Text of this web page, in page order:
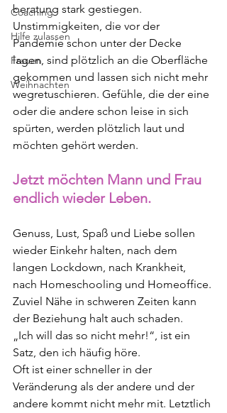
Coaching
Hilfe zulassen
Frauen
Weihnachten
beratung stark gestiegen.
Unstimmigkeiten, die vor der
Pandemie schon unter der Decke
lagen, sind plötzlich an die Oberfläche
gekommen und lassen sich nicht mehr
wegretuschieren. Gefühle, die der eine
oder die andere schon leise in sich
spürten, werden plötzlich laut und
möchten gehört werden.
Jetzt möchten Mann und Frau
endlich wieder Leben.
Genuss, Lust, Spaß und Liebe sollen
wieder Einkehr halten, nach dem
langen Lockdown, nach Krankheit,
nach Homeschooling und Homeoffice.
Zuviel Nähe in schweren Zeiten kann
der Beziehung halt auch schaden.
„Ich will das so nicht mehr!“, ist ein
Satz, den ich häufig höre.
Oft ist einer schneller in der
Veränderung als der andere und der
andere kommt nicht mehr mit. Letztlich